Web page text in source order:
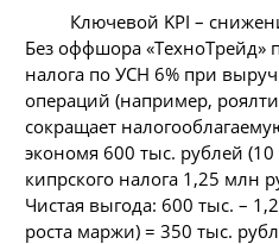
Ключевой KPI –
Без оффшора «ТехноТрейд»
налога по УСН 6% при
операций (например,
сокращает
экономя 600 тыс. рублей
кипрского налога 1,25 млн
Чистая выгода: 600 тыс. –
роста маржи) = 350 тыс.